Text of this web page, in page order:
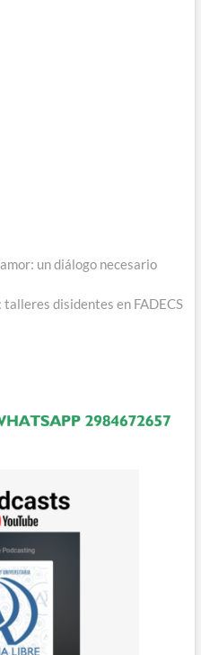
un diálogo necesario
disidentes en FADECS